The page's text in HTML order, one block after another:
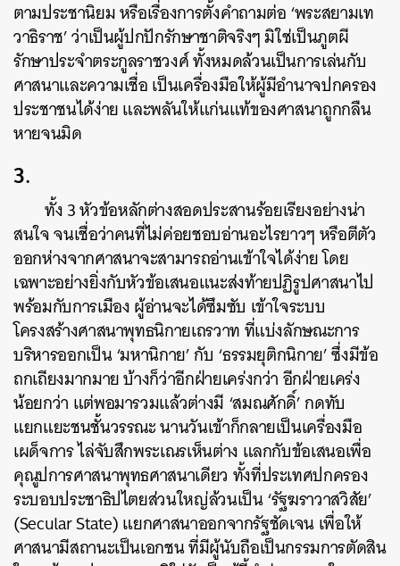
ตามประชานิยม หรือเรื่องการตั้งคำถามต่อ ‘พระสยามเท
วาธิราช’ ว่าเป็นผู้ปกปักรักษาชาติจริงๆ มิใช่เป็นภูตผี
รักษาประจำตระกูลราชวงศ์ ทั้งหมดล้วนเป็นการเล่นกับ
ศาสนาและความเชื่อ เป็นเครื่องมือให้ผู้มีอำนาจปกครอง
ประชาชนได้ง่าย และพลันให้แก่นแท้ของศาสนาถูกกลืน
หายจนมิด
3.
ทั้ง 3 หัวข้อหลักต่างสอดประสานร้อยเรียงอย่างน่า
สนใจ จนเชื่อว่าคนที่ไม่ค่อยชอบอ่านอะไรยาวๆ หรือตีตัว
ออกห่างจากศาสนาจะสามารถอ่านเข้าใจได้ง่าย โดย
เฉพาะอย่างยิ่งกับหัวข้อเสนอแนะส่งท้ายปฏิรูปศาสนาไป
พร้อมกับการเมือง ผู้อ่านจะได้ซึมซับ เข้าใจระบบ
โครงสร้างศาสนาพุทธนิกายเถรวาท ที่แบ่งลักษณะการ
บริหารออกเป็น ‘มหานิกาย’ กับ ‘ธรรมยุติกนิกาย’ ซึ่งมีข้อ
ถกเถียงมากมาย บ้างก็ว่าอีกฝ่ายเคร่งกว่า อีกฝ่ายเคร่ง
น้อยกว่า แต่พอมารวมแล้วต่างมี ‘สมณศักดิ์’ กดทับ
แยกแยะชนชั้นวรรณะ นานวันเข้าก็กลายเป็นเครื่องมือ
เผด็จการ ไล่จับสึกพระเณรเห็นต่าง แลกกับข้อเสนอเพื่อ
คุณูปการศาสนาพุทธศาสนาเดียว ทั้งที่ประเทศปกครอง
ระบอบประชาธิปไตยส่วนใหญ่ล้วนเป็น ‘รัฐฆราวาสวิสัย’
(Secular State) แยกศาสนาออกจากรัฐชัดเจน เพื่อให้
ศาสนามีสถานะเป็นเอกชน ที่มีผู้นับถือเป็นกรรมการตัดสิน
ค้นหา
SHARE TWEET LINE EMAIL